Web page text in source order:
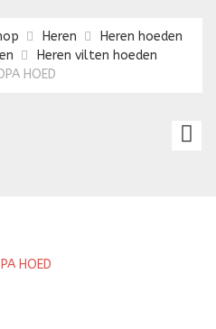
Heren
Heren hoeden
Heren vilten hoeden
HOED